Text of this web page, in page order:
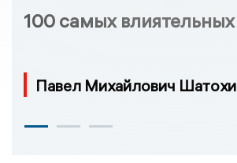
100 самых
Павел Михайлович